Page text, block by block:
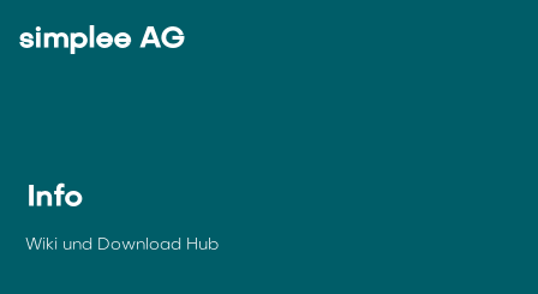
simplee AG
Info
Wiki und Download Hub